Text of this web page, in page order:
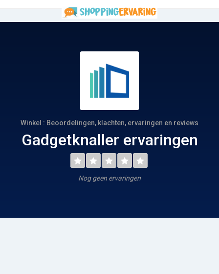
Winkel : Beoordelingen, klachten, ervaringen en reviews
Gadgetknaller ervaringen
Nog geen ervaringen